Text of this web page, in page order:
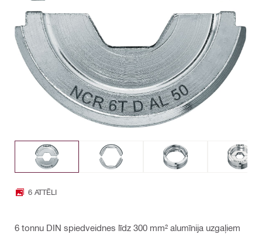
6 ATTĒLI
6 tonnu DIN spiedveidnes līdz 300 mm² alumīnija uzgaļiem